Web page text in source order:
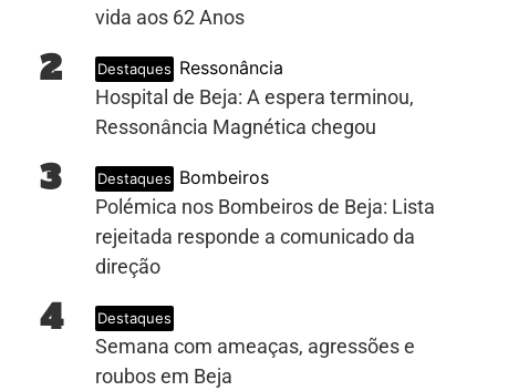
vida aos 62 Anos
2 Destaques Ressonância
Hospital de Beja: A espera terminou,
Ressonância Magnética chegou
3 Destaques Bombeiros
Polémica nos Bombeiros de Beja: Lista
rejeitada responde a comunicado da
direção
4 Destaques
Semana com ameaças, agressões e
roubos em Beja